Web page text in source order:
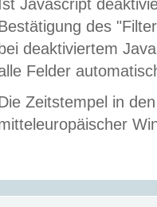
Javascript
des
bei deaktiviertem
Felder
Zeitstempel in